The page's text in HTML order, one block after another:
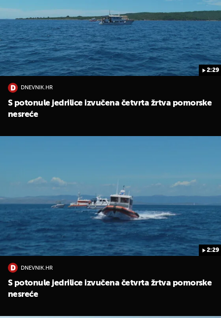
2:29
DNEVNIK.HR
S potonule jedrilice izvučena četvrta žrtva pomorske
nesreće
2:29
DNEVNIK.HR
S potonule jedrilice izvučena četvrta žrtva pomorske
nesreće